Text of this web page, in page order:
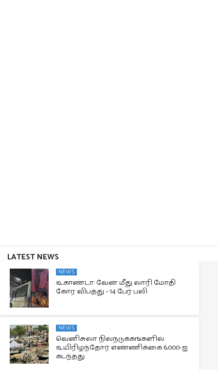
LATEST NEWS
NEWS
உகாண்டா: வேன் மீது லாரி மோதி
கோர விபத்து – 14 பேர் பலி
NEWS
வெனிசுலா நிலநடுக்கங்களில்
உயிரிழந்தோர் எண்ணிக்கை 6,000-ஐ
கடந்தது